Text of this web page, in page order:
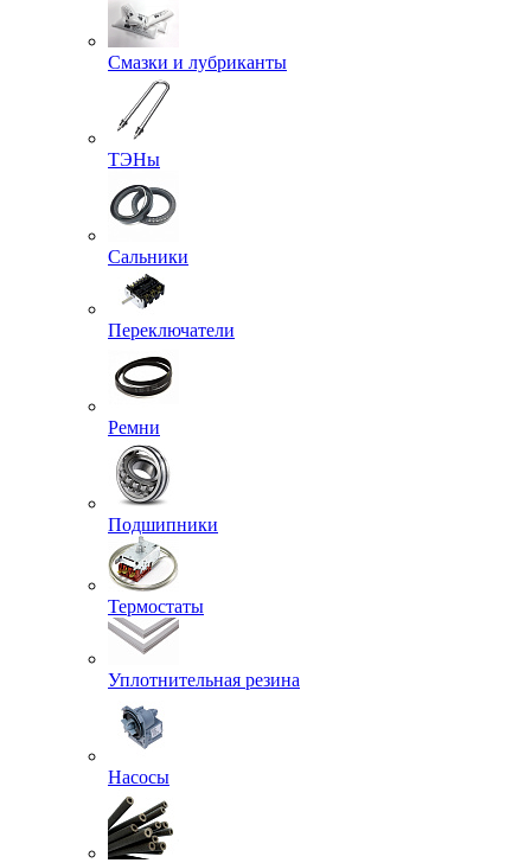
Смазки и лубриканты
ТЭНы
Сальники
Переключатели
Ремни
Подшипники
Термостаты
Уплотнительная резина
Насосы